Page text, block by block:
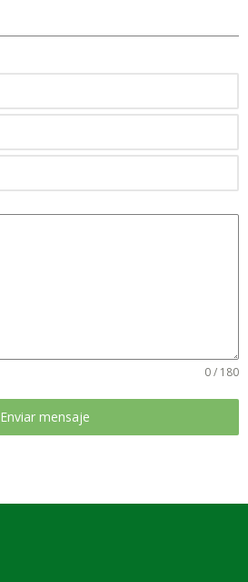
0 / 180
Enviar mensaje